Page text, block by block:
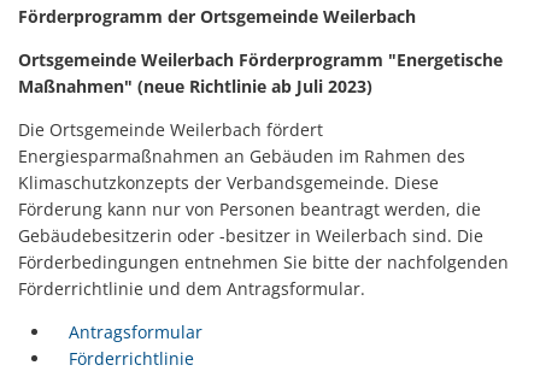
Förderprogramm der Ortsgemeinde Weilerbach
Ortsgemeinde Weilerbach Förderprogramm "Energetische
Maßnahmen" (neue Richtlinie ab Juli 2023)
Die Ortsgemeinde Weilerbach fördert
Energiesparmaßnahmen an Gebäuden im Rahmen des
Klimaschutzkonzepts der Verbandsgemeinde. Diese
Förderung kann nur von Personen beantragt werden, die
Gebäudebesitzerin oder -besitzer in Weilerbach sind. Die
Förderbedingungen entnehmen Sie bitte der nachfolgenden
Förderrichtlinie und dem Antragsformular.
Antragsformular
Förderrichtlinie